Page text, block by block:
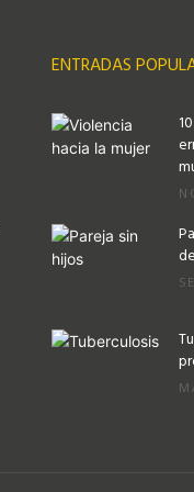
ENTRADAS